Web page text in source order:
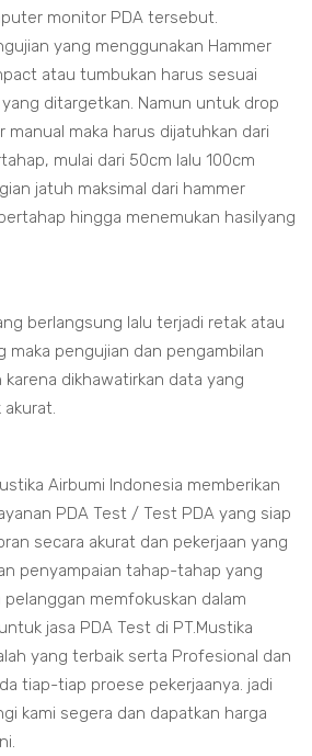
monitor PDA tersebut.
yang menggunakan Hammer
atau tumbukan harus sesuai
ditargetkan. Namun untuk drop
manual maka harus dijatuhkan dari
mulai dari 50cm lalu 100cm
jatuh maksimal dari hammer
hingga menemukan hasilyang
berlangsung lalu terjadi retak atau
maka pengujian dan pengambilan
dikhawatirkan data yang
Airbumi Indonesia memberikan
PDA Test / Test PDA yang siap
secara akurat dan pekerjaan yang
penyampaian tahap-tahap yang
pelanggan memfokuskan dalam
jasa PDA Test di PT.Mustika
yang terbaik serta Profesional dan
tiap-tiap proese pekerjaanya. jadi
kami segera dan dapatkan harga